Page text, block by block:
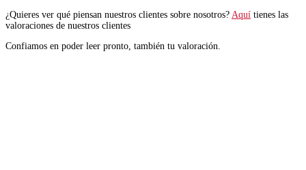
¿Quieres ver qué piensan nuestros clientes sobre nosotros? Aquí tienes las
valoraciones de nuestros clientes
Confiamos en poder leer pronto, también tu valoración.